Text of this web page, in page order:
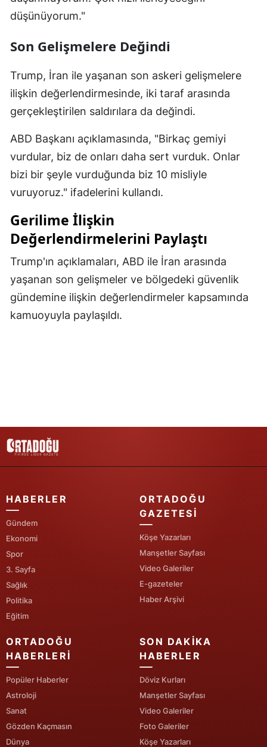
Nevşehir
Niğde
Ordu
Samsun
Siirt
Sinop
Şanlıurfa
Yozgat
Zonguldak
Aksaray
Bayburt
Karaman
Batman
Bartın
Ardahan
düşünüyorum."
Son Gelişmelere Değindi
Trump, İran ile yaşanan son askeri gelişmelere
ilişkin değerlendirmesinde, iki taraf arasında
gerçekleştirilen saldırılara da değindi.
ABD Başkanı açıklamasında, "Birkaç gemiyi
vurdular, biz de onları daha sert vurduk. Onlar
bizi bir şeyle vurduğunda biz 10 misliyle
vuruyoruz." ifadelerini kullandı.
Gerilime İlişkin
Değerlendirmelerini Paylaştı
Trump'ın açıklamaları, ABD ile İran arasında
yaşanan son gelişmeler ve bölgedeki güvenlik
gündemine ilişkin değerlendirmeler kapsamında
kamuoyuyla paylaşıldı.
HABERLER
Gündem
Ekonomi
Spor
3. Sayfa
Sağlık
Politika
Eğitim
ORTADOĞU
GAZETESI
Köşe Yazarları
Manşetler Sayfası
Video Galeriler
E-gazeteler
Haber Arşivi
ORTADOĞU
HABERLERI
Popüler Haberler
Astroloji
Sanat
Gözden Kaçmasın
Dünya
SON DAKIKA
HABERLER
Döviz Kurları
Manşetler Sayfası
Video Galeriler
Foto Galeriler
Köşe Yazarları